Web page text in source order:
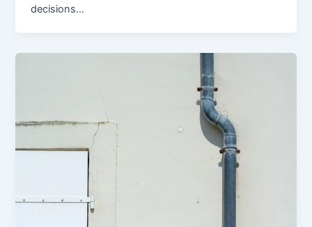
decisions…